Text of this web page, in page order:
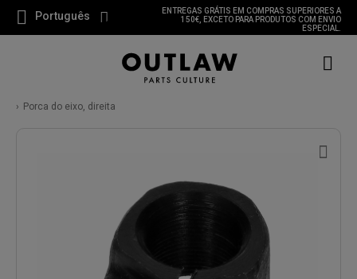
Português
ENTREGAS GRÁTIS EM COMPRAS SUPERIORES A
150€, EXCETO PARA PRODUTOS COM ENVIO
ESPECIAL.
Porca do eixo, direita